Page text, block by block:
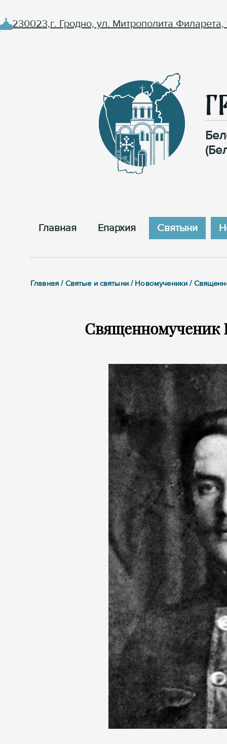
230023,г. Гродно, ул. Митрополита Филарета,
Главная Епархия Cвятыни
Главная / Святые и святыни / Новомученики /
Священномученик